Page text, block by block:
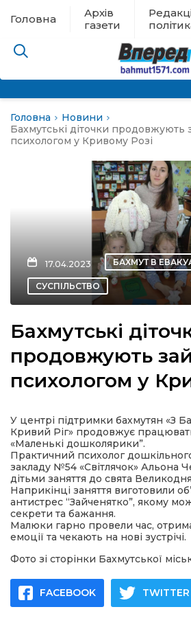
Головна
Архів
газети
політика
місія
Головна
Новини
Бахмутські діточки продовжують
психологом у Кривому Розі
17.04.2023 БАХМУТ В
СУСПІЛЬСТВО
Бахмутські
продовжують
психологом у
У центрі підтримки бахмутян «З
Кривий Ріг» продовжує
«Маленькі дошколярики”.
Практичний психолог
закладу №54 «Світлячок» Альона
дітьми заняття до свята
Наприкінці заняття виготовили
антистрес “Зайченятко”, якому
секрети та бажання.
Малюки гарно провели час,
емоції та чекають на нові зустрічі.
Фото зі сторінки Бахмутської
FACEBOOK TWITTER